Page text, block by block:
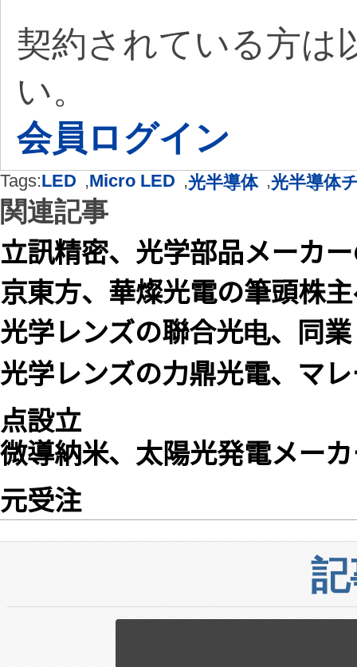
契約されている方は
い。
会員ログイン
Tags:LED ,Micro LED ,光半導体 ,光半導体
関連記事
立訊精密、光学部品メーカ
京東方、華燦光電の筆頭株
光学レンズの聯合光电、同
光学レンズの力鼎光電、マ
点設立
微導納米、太陽光発電メー
元受注